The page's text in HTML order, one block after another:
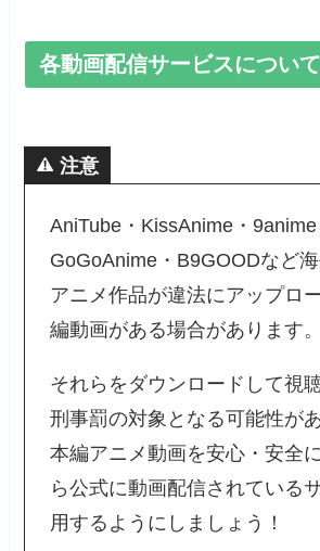
各動画配信サービスについ
注意
AniTube・KissAnime・9anime
GoGoAnime・B9GOODなど
アニメ作品が違法にアップロ
編動画がある場合があります。
それらをダウンロードして視
刑事罰の対象となる可能性が
本編アニメ動画を安心・安全
ら公式に動画配信されている
用するようにしましょう！